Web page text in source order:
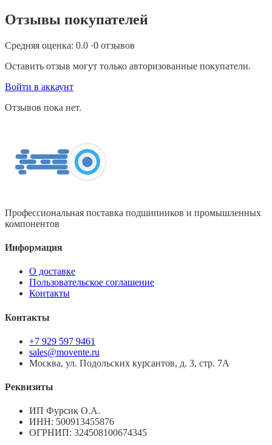
Отзывы покупателей
Средняя оценка: 0.0 ·0 отзывов
Оставить отзыв могут только авторизованные покупатели.
Войти в аккаунт
Отзывов пока нет.
Профессиональная поставка подшипников и промышленных
компонентов
Информация
О доставке
Пользовательское соглашение
Контакты
Контакты
+7 929 597 9461
sales@movente.ru
Москва, ул. Подольских курсантов, д. 3, стр. 7А
Реквизиты
ИП Фурсик О.А.
ИНН: 500913455876
ОГРНИП: 324508100674345